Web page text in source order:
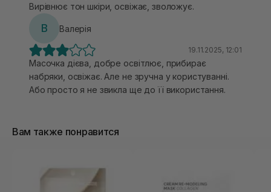
Вирівнює тон шкіри, освіжає, зволожує.
В Валерія
19.11.2025, 12:01
Масочка дієва, добре освітлює, прибирає
набряки, освіжає. Але не зручна у користуванні.
Або просто я не звикла ще до її використання.
Вам также понравится